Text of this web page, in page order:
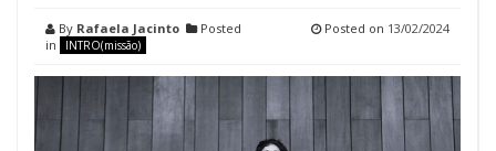
By Rafaela Jacinto
Posted
in
INTRO(missão)
Posted on 13/02/2024